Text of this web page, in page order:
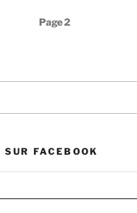
Page2
FACEBOOK